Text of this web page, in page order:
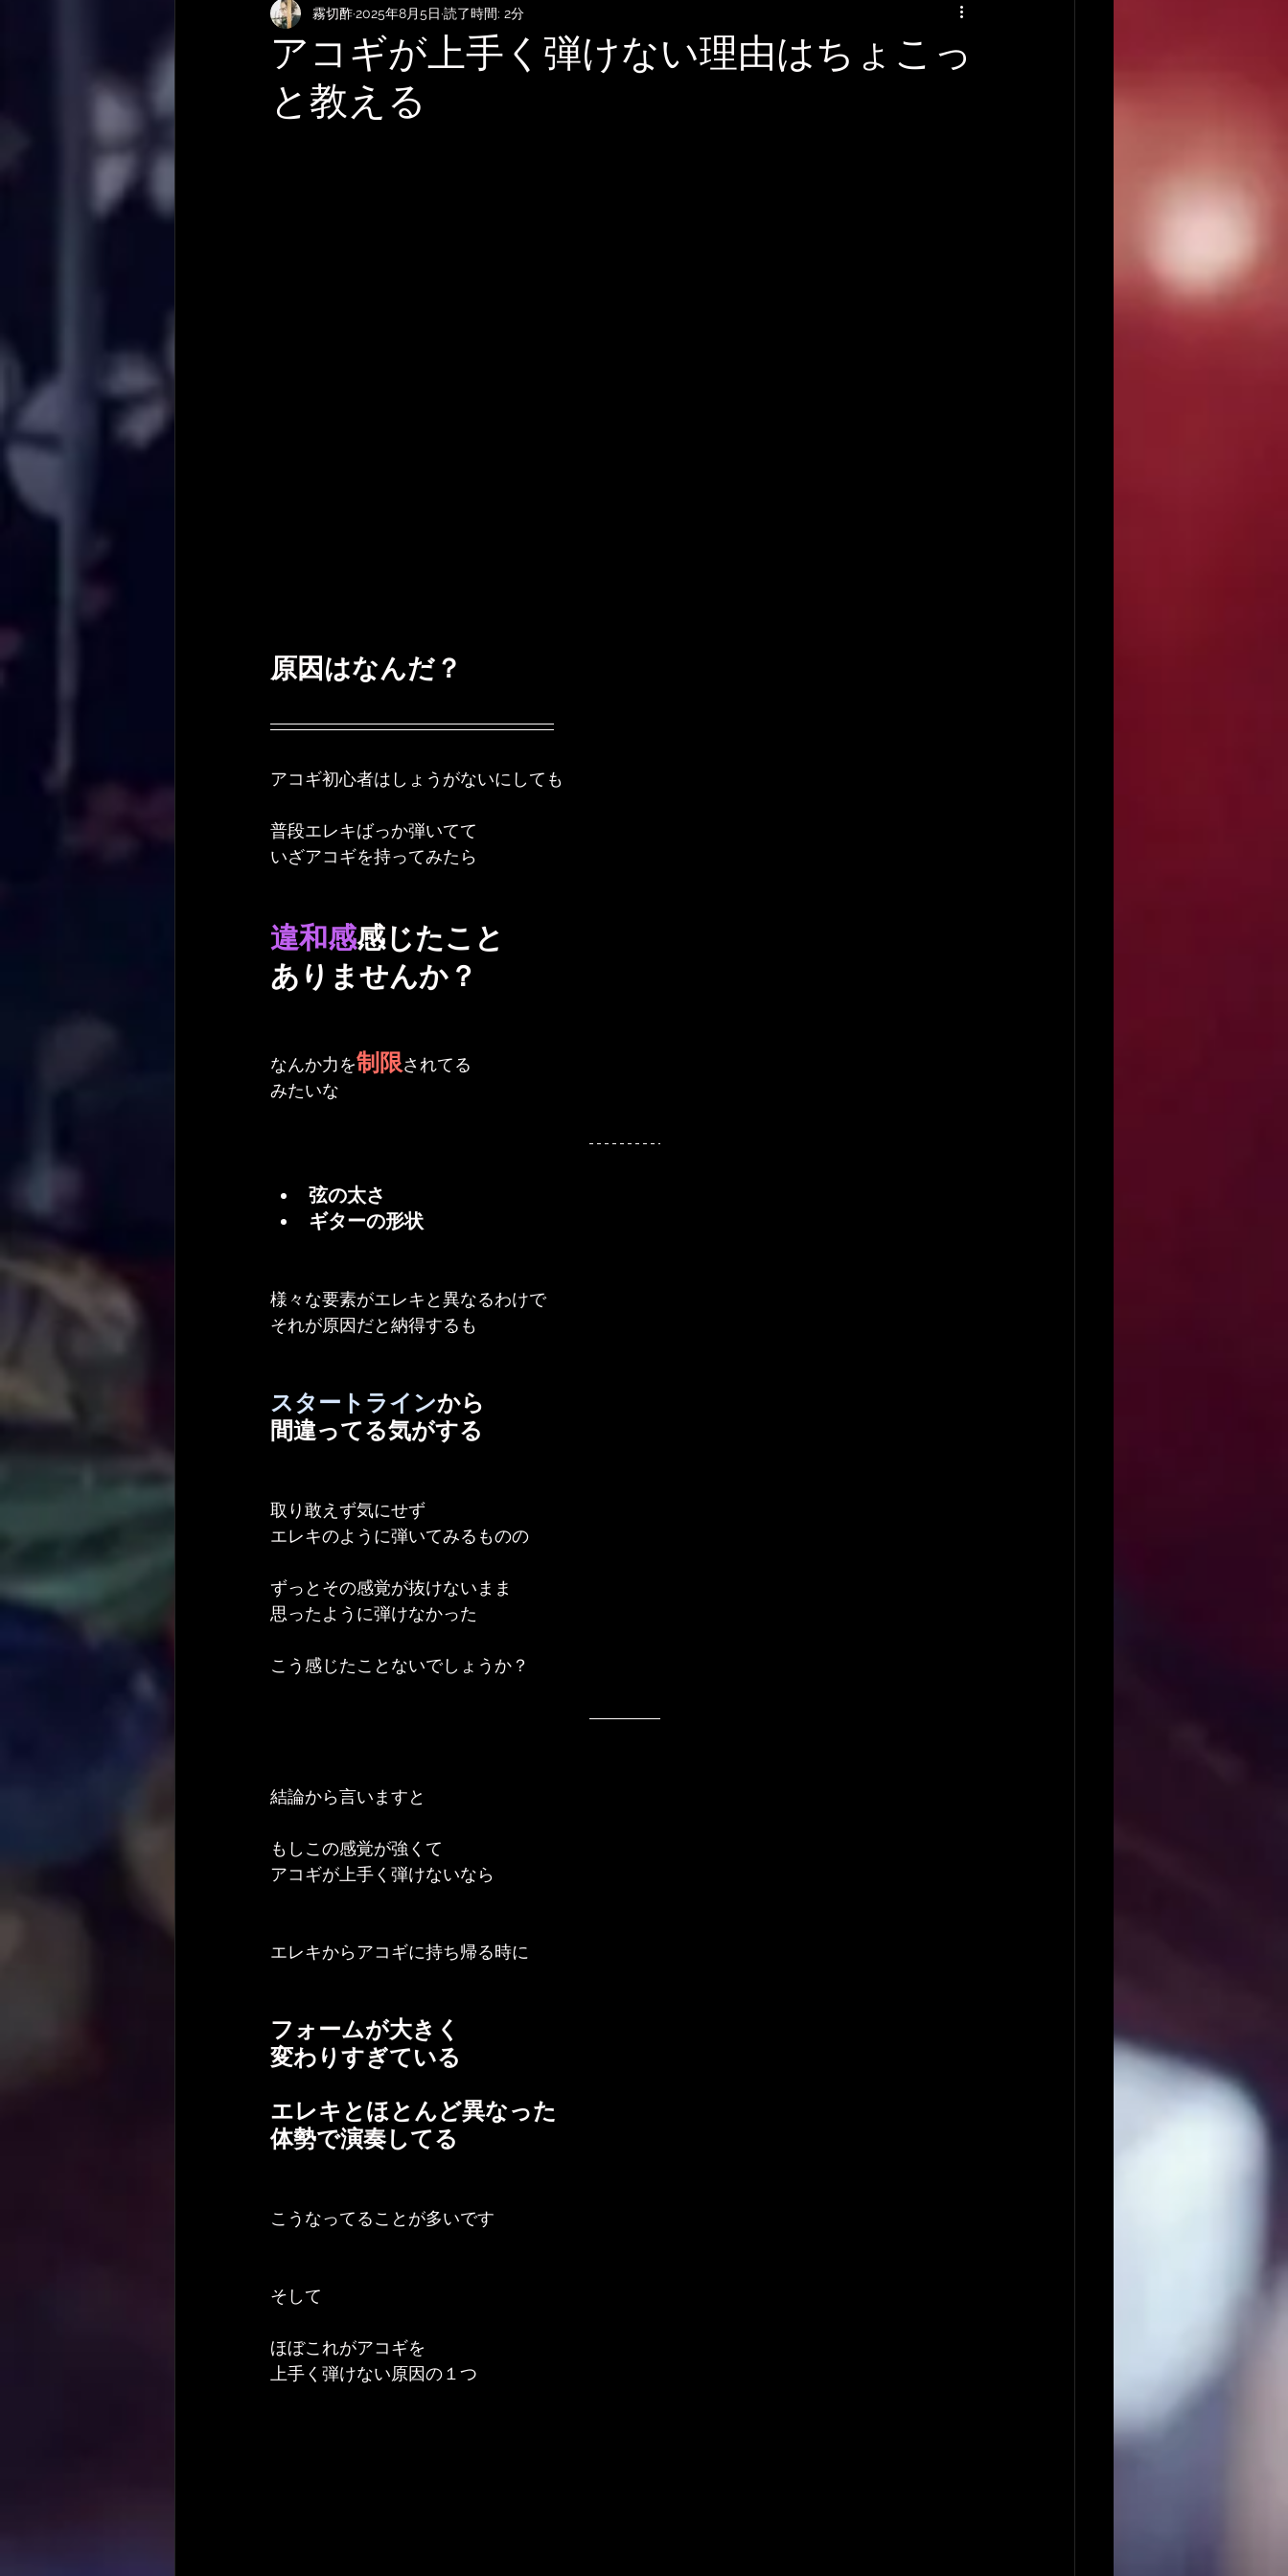
KEMPERおすすめRig・使い方 SubmitHub アーティストの逸話
やってみた・活動記録
アコギが上手く弾けない理由はちょこっ
と教える
霧切酢2025年8月5日 読了時間: 2分
原因はなんだ？
アコギ初心者はしょうがないにしても
普段エレキばっか弾いてて
いざアコギを持ってみたら
違和感感じたこと
ありませんか？
なんか力を制限されてる
みたいな
弦の太さ
ギターの形状
様々な要素がエレキと異なるわけで
それが原因だと納得するも
スタートラインから
間違ってる気がする
取り敢えず気にせず
エレキのように弾いてみるものの
ずっとその感覚が抜けないまま
思ったように弾けなかった
こう感じたことないでしょうか？
結論から言いますと
もしこの感覚が強くて
アコギが上手く弾けないなら
エレキからアコギに持ち帰る時に
フォームが大きく
変わりすぎている
エレキとほとんど異なった
体勢で演奏してる
こうなってることが多いです
そして
ほぼこれがアコギを
上手く弾けない原因の１つ